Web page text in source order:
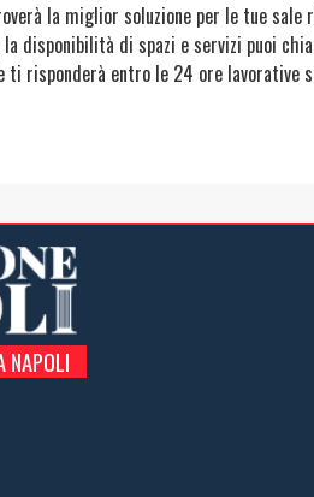
la miglior soluzione per le tue sale
la disponibilità di spazi e servizi puoi
ti risponderà entro le 24 ore lavorative
NAPOLI